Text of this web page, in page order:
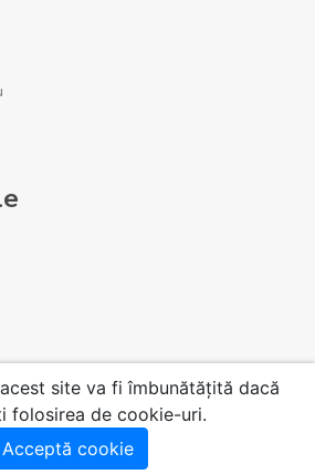
Toate drepturile rezervate.
site va fi îmbunătățită dacă
folosirea de cookie-uri.
Acceptă cookie